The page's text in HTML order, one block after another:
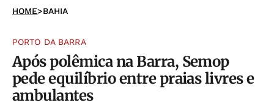
HOME>BAHIA
PORTO DA BARRA
Após polêmica na Barra, Semop
pede equilíbrio entre praias livres e
ambulantes